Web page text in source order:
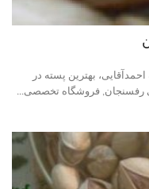
بهترین پسته در
رفسنجان, فروشگاه تخصصی...